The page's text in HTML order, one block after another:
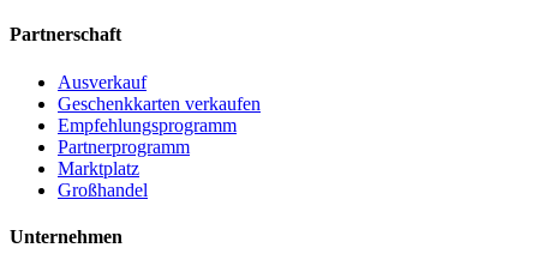
Partnerschaft
Ausverkauf
Geschenkkarten verkaufen
Empfehlungsprogramm
Partnerprogramm
Marktplatz
Großhandel
Unternehmen